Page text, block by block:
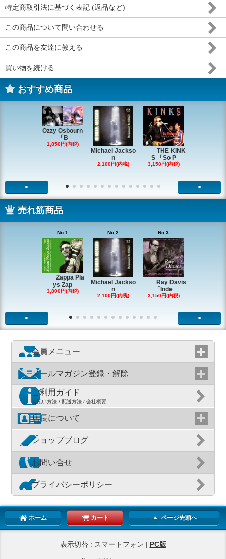
特定商取引法に基づく表記 (返品など)
この商品について問い合わせる
この商品を友達に教える
買い物を続ける
おすすめ商品
Ozzy Osbourn
「B
1,850円(内税)
Michael Jackso
n
2,100円(内税)
THE KINK
S 「So P
3,150円(内税)
< >
売れ筋商品
No.1
Zappa Pla
ys Zap
3,800円(内税)
No.2
Michael Jackso
n
2,100円(内税)
No.3
Ray Davis
「Inde
3,150円(内税)
< >
会員メニュー
メールマガジン登録・解除
ご利用ガイド
支払い方法 / 配送方法 / 会社概要
店長について
ショップブログ
お問い合せ
プライバシーポリシー
ホーム カート ページ先頭へ
表示切替 : スマートフォン | PC版